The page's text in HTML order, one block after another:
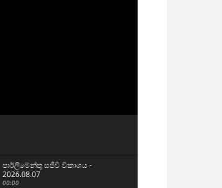
පාර්ලිමේන්තු සජීවි විකාශය -
2026.08.07
00:00